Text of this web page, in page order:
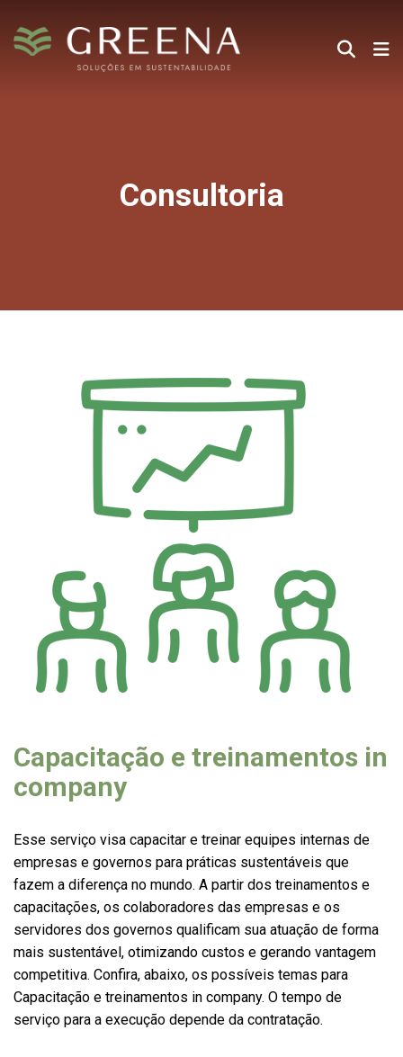
Consultoria
Capacitação e treinamentos in
company
Esse serviço visa capacitar e treinar equipes internas de
empresas e governos para práticas sustentáveis que
fazem a diferença no mundo. A partir dos treinamentos e
capacitações, os colaboradores das empresas e os
servidores dos governos qualificam sua atuação de forma
mais sustentável, otimizando custos e gerando vantagem
competitiva. Confira, abaixo, os possíveis temas para
Capacitação e treinamentos in company. O tempo de
serviço para a execução depende da contratação.